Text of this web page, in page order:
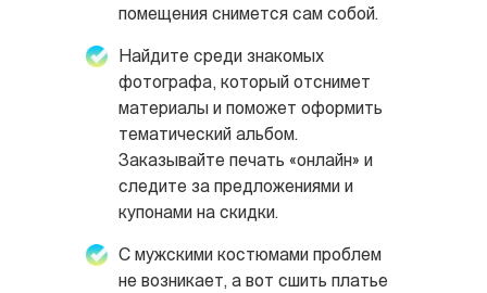
помещения снимется сам собой.
Найдите среди знакомых
фотографа, который отснимет
материалы и поможет оформить
тематический альбом.
Заказывайте печать «онлайн» и
следите за предложениями и
купонами на скидки.
С мужскими костюмами проблем
не возникает, а вот сшить платье